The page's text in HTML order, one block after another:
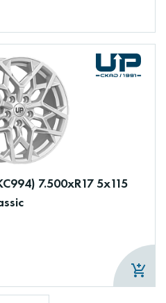
7.500xR17 5x115